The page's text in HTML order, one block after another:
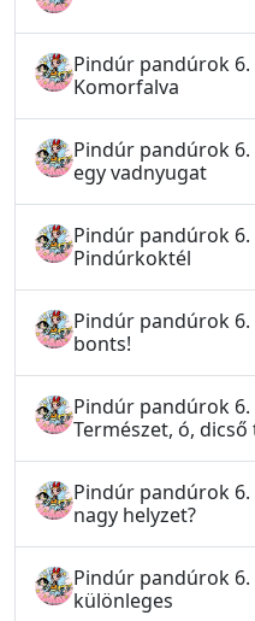
Pindúr pandúrok 6.
Komorfalva
Pindúr pandúrok 6.
egy vadnyugat
Pindúr pandúrok 6.
Pindúrkoktél
Pindúr pandúrok 6.
bonts!
Pindúr pandúrok 6.
Természet, ó,
Pindúr pandúrok 6.
nagy helyzet?
Pindúr pandúrok 6.
különleges